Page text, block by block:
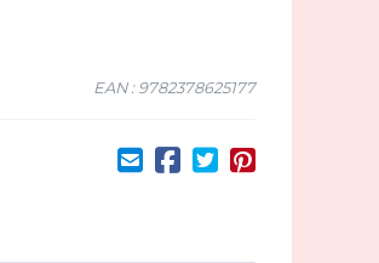
EAN : 9782378625177